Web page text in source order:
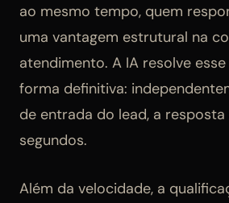
ao mesmo tempo, quem
uma vantagem estrutural na
atendimento. A IA resolve
forma definitiva:
de entrada do lead, a
segundos.
Além da velocidade, a